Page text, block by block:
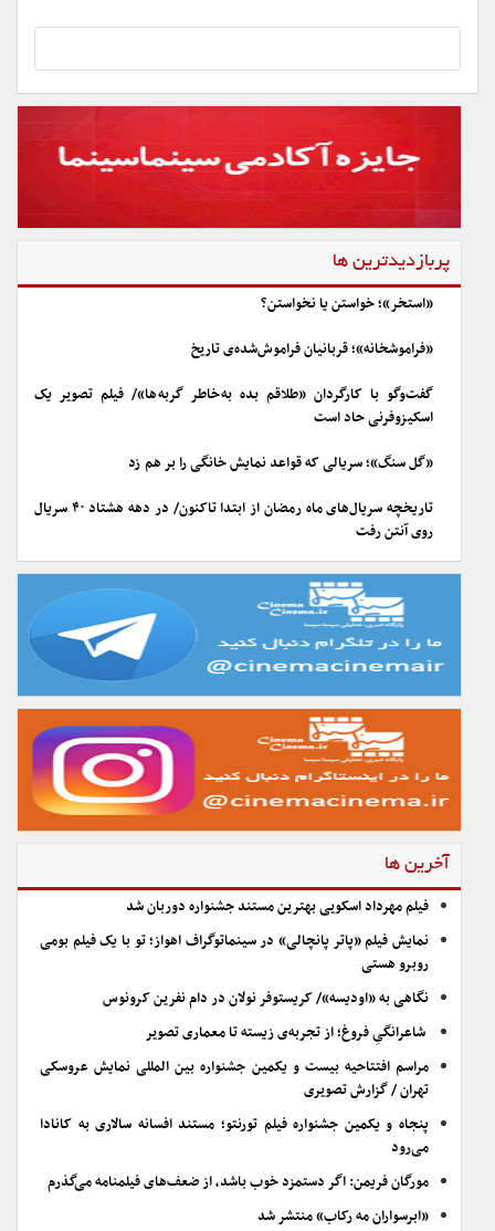
پربازدیدترین ها
«استخر»؛ خواستن یا نخواستن؟
«فراموشخانه»؛ قربانیان فراموش‌شده‌ی تاریخ
گفت‌وگو با کارگردان «طلاقم بده به خاطر گربه ها»/ فیلم تصویر یک
اسکیزوفرنی حاد است
«گل سنگ»؛ سریالی که قواعد نمایش خانگی را بر هم زد
تاریخچه سریال‌های ماه رمضان از ابتدا تاکنون/ در دهه هشتاد ۴۰ سریال
روی آنتن رفت
آخرین ها
فیلم مهرداد اسکویی بهترین مستند جشنواره دوربان شد
نمایش فیلم «پاتر پانچالی» در سینماتوگراف اهواز؛ تو با یک فیلم بومی
روبرو هستی
نگاهی به «اودیسه»/ کریستوفر نولان در دام نفرین کرونوس
شاعرانگیِ فروغ؛ از تجربه‌ی زیسته تا معماری تصویر
مراسم افتتاحیه بیست و یکمین جشنواره بین المللی نمایش عروسکی
تهران / گزارش تصویری
پنجاه و یکمین جشنواره فیلم تورنتو؛ مستند افسانه سالاری به کانادا
می‌رود
مورگان فریمن: اگر دستمزد خوب باشد، از ضعف‌های فیلمنامه می‌گذرم
«ابرسواران مه رکاب» منتشر شد